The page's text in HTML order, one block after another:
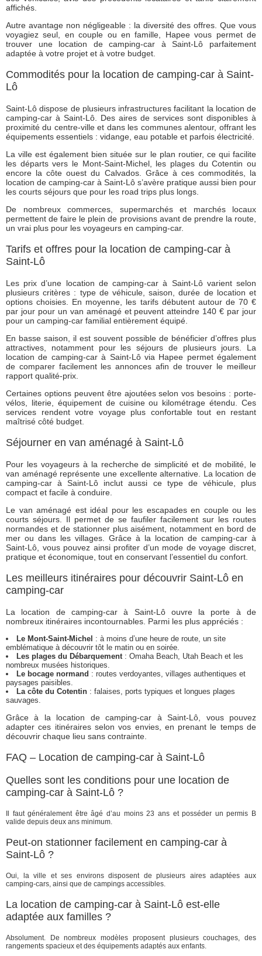
affichés.
Autre avantage non négligeable : la diversité des offres. Que vous
voyagiez seul, en couple ou en famille, Hapee vous permet de
trouver une location de camping-car à Saint-Lô parfaitement
adaptée à votre projet et à votre budget.
Commodités pour la location de camping-car à Saint-
Lô
Saint-Lô dispose de plusieurs infrastructures facilitant la location de
camping-car à Saint-Lô. Des aires de services sont disponibles à
proximité du centre-ville et dans les communes alentour, offrant les
équipements essentiels : vidange, eau potable et parfois électricité.
La ville est également bien située sur le plan routier, ce qui facilite
les départs vers le Mont-Saint-Michel, les plages du Cotentin ou
encore la côte ouest du Calvados. Grâce à ces commodités, la
location de camping-car à Saint-Lô s’avère pratique aussi bien pour
les courts séjours que pour les road trips plus longs.
De nombreux commerces, supermarchés et marchés locaux
permettent de faire le plein de provisions avant de prendre la route,
un vrai plus pour les voyageurs en camping-car.
Tarifs et offres pour la location de camping-car à
Saint-Lô
Les prix d’une location de camping-car à Saint-Lô varient selon
plusieurs critères : type de véhicule, saison, durée de location et
options choisies. En moyenne, les tarifs débutent autour de 70 €
par jour pour un van aménagé et peuvent atteindre 140 € par jour
pour un camping-car familial entièrement équipé.
En basse saison, il est souvent possible de bénéficier d’offres plus
attractives, notamment pour les séjours de plusieurs jours. La
location de camping-car à Saint-Lô via Hapee permet également
de comparer facilement les annonces afin de trouver le meilleur
rapport qualité-prix.
Certaines options peuvent être ajoutées selon vos besoins : porte-
vélos, literie, équipement de cuisine ou kilométrage étendu. Ces
services rendent votre voyage plus confortable tout en restant
maîtrisé côté budget.
Séjourner en van aménagé à Saint-Lô
Pour les voyageurs à la recherche de simplicité et de mobilité, le
van aménagé représente une excellente alternative. La location de
camping-car à Saint-Lô inclut aussi ce type de véhicule, plus
compact et facile à conduire.
Le van aménagé est idéal pour les escapades en couple ou les
courts séjours. Il permet de se faufiler facilement sur les routes
normandes et de stationner plus aisément, notamment en bord de
mer ou dans les villages. Grâce à la location de camping-car à
Saint-Lô, vous pouvez ainsi profiter d’un mode de voyage discret,
pratique et économique, tout en conservant l’essentiel du confort.
Les meilleurs itinéraires pour découvrir Saint-Lô en
camping-car
La location de camping-car à Saint-Lô ouvre la porte à de
nombreux itinéraires incontournables. Parmi les plus appréciés :
Le Mont-Saint-Michel : à moins d’une heure de route, un site
emblématique à découvrir tôt le matin ou en soirée.
Les plages du Débarquement: Omaha Beach, Utah Beach et les
nombreux musées historiques.
Le bocage normand : routes verdoyantes, villages authentiques et
paysages paisibles.
La côte du Cotentin: falaises, ports typiques et longues plages
sauvages.
Grâce à la location de camping-car à Saint-Lô, vous pouvez
adapter ces itinéraires selon vos envies, en prenant le temps de
découvrir chaque lieu sans contrainte.
FAQ – Location de camping-car à Saint-Lô
Quelles sont les conditions pour une location de
camping-car à Saint-Lô ?
Il faut généralement être âgé d’au moins 23 ans et posséder un permis B
valide depuis deux ans minimum.
Peut-on stationner facilement en camping-car à
Saint-Lô ?
Oui, la ville et ses environs disposent de plusieurs aires adaptées aux
camping-cars, ainsi que de campings accessibles.
La location de camping-car à Saint-Lô est-elle
adaptée aux familles ?
Absolument. De nombreux modèles proposent plusieurs couchages, des
rangements spacieux et des équipements adaptés aux enfants.